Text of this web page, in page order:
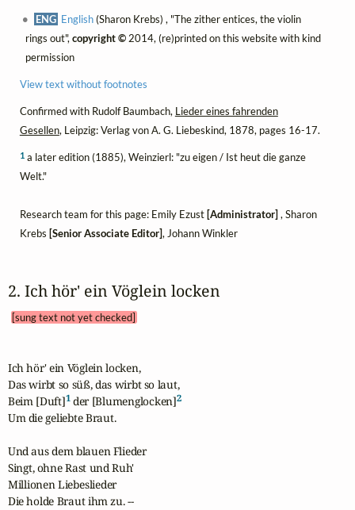
ENG English(Sharon Krebs) , "The zither entices, the violin
rings out", copyright ©2014, (re)printed on this website with kind
permission
View text without footnotes
Confirmed with Rudolf Baumbach, Lieder eines fahrenden
Gesellen, Leipzig: Verlag von A. G. Liebeskind, 1878, pages 16-17.
1a later edition (1885), Weinzierl: "zu eigen / Ist heut die ganze
Welt."
Research team for this page: Emily Ezust [Administrator] , Sharon
Krebs [Senior Associate Editor], Johann Winkler
2. Ich hör' ein Vöglein locken
[sung text not yet checked]
Ich hör' ein Vöglein locken,
Das wirbt so süß, das wirbt so laut,
Beim [Duft]1 der [Blumenglocken]2
Um die geliebte Braut.
Und aus dem blauen Flieder
Singt, ohne Rast und Ruh'
Millionen Liebeslieder
Die holde Braut ihm zu. --